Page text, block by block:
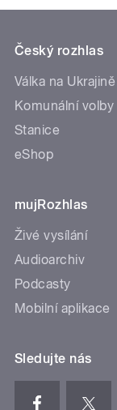
Český rozhlas
Válka na Ukrajině
Komunální volby
Stanice
eShop
mujRozhlas
Živé vysílání
Audioarchiv
Podcasty
Mobilní aplikace
Sledujte nás